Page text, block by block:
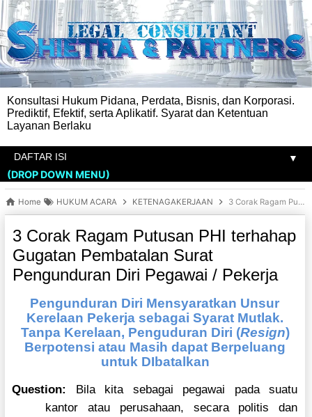
Konsultasi Hukum Pidana, Perdata, Bisnis, dan Korporasi.
Prediktif, Efektif, serta Aplikatif. Syarat dan Ketentuan
Layanan Berlaku
▼
(DROP DOWN MENU)
Home HUKUM ACARA KETENAGAKERJAAN 3 Corak Ragam Putusan PHI terhahap Gugatan Pembatalan Surat Pengunduran Diri Pegawai / Pekerja
3 Corak Ragam Putusan PHI terhahap
Gugatan Pembatalan Surat
Pengunduran Diri Pegawai / Pekerja
Pengunduran Diri Mensyaratkan Unsur
Kerelaan Pekerja sebagai Syarat Mutlak.
Tanpa Kerelaan, Penguduran Diri (Resign)
Berpotensi atau Masih dapat Berpeluang
untuk DIbatalkan
Question:
Bila kita sebagai pegawai pada suatu
kantor atau perusahaan, secara politis dan